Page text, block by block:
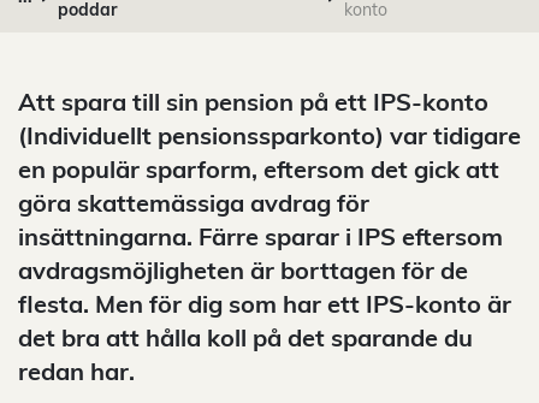
poddar
konto
Att spara till sin pension på ett IPS-konto
(Individuellt pensionssparkonto) var tidigare
en populär sparform, eftersom det gick att
göra skattemässiga avdrag för
insättningarna. Färre sparar i IPS eftersom
avdragsmöjligheten är borttagen för de
flesta. Men för dig som har ett IPS-konto är
det bra att hålla koll på det sparande du
redan har.